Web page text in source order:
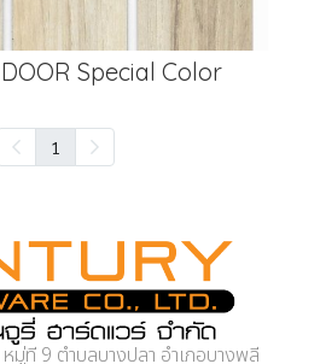
Special Color
1
ที่ 9 ตำบลบางปลา อำเภอบางพลี